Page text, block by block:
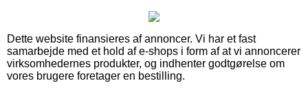
Dette website finansieres af annoncer. Vi har et fast
samarbejde med et hold af e-shops i form af at vi annoncerer
virksomhedernes produkter, og indhenter godtgørelse om
vores brugere foretager en bestilling.